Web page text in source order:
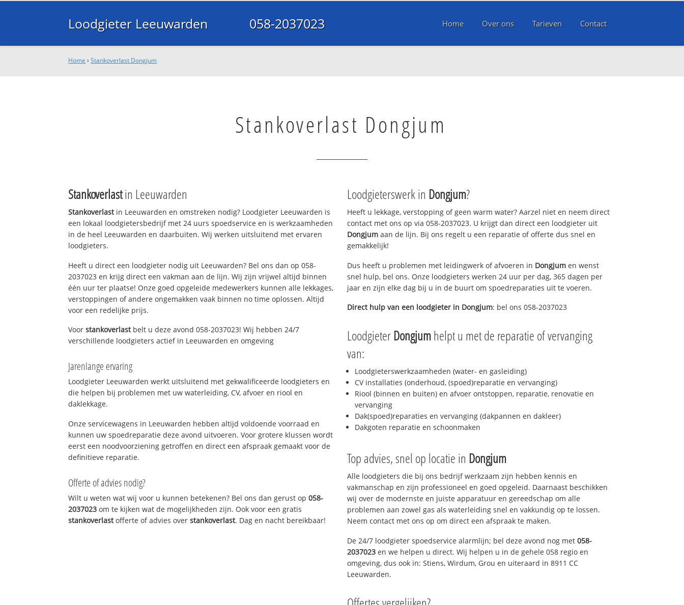
Loodgieter Leeuwarden 058-2037023 Home Over ons Tarieven Contact
Home ›Stankoverlast Dongjum
Stankoverlast Dongjum
Stankoverlastin Leeuwarden
Stankoverlastin Leeuwarden en omstreken nodig? Loodgieter Leeuwarden is
een lokaal loodgietersbedrijf met 24 uurs spoedservice en is werkzaamheden
in de heel Leeuwarden en daarbuiten. Wij werken uitsluitend met ervaren
loodgieters.
Heeft u direct een loodgieter nodig uit Leeuwarden? Bel ons dan op 058-
2037023 en krijg direct een vakman aan de lijn. Wij zijn vrijwel altijd binnen
één uur ter plaatse! Onze goed opgeleide medewerkers kunnen alle lekkages,
verstoppingen of andere ongemakken vaak binnen no time oplossen. Altijd
voor een redelijke prijs.
Voorstankoverlastbelt u deze avond 058-2037023! Wij hebben 24/7
verschillende loodgieters actief in Leeuwarden en omgeving
Jarenlange ervaring
Loodgieter Leeuwarden werkt uitsluitend met gekwalificeerde loodgieters en
die helpen bij problemen met uw waterleiding, CV, afvoer en riool en
daklekkage.
Onze servicewagens in Leeuwarden hebben altijd voldoende voorraad en
kunnen uw spoedreparatie deze avond uitvoeren. Voor grotere klussen wordt
eerst een noodvoorziening getroffen en direct een afspraak gemaakt voor de
definitieve reparatie.
Offerte of advies nodig?
Wilt u weten wat wij voor u kunnen betekenen? Bel ons dan gerust op058-
2037023 om te kijken wat de mogelijkheden zijn. Ook voor een gratis
stankoverlastofferte of advies overstankoverlast. Dag en nacht bereikbaar!
Loodgieterswerk in Dongjum?
Heeft u lekkage, verstopping of geen warm water? Aarzel niet en neem direct
contact met ons op via 058-2037023. U krijgt dan direct een loodgieter uit
Dongjum aan de lijn. Bij ons regelt u een reparatie of offerte dus snel en
gemakkelijk!
Dus heeft u problemen met leidingwerk of afvoeren in Dongjum en wenst
snel hulp, bel ons. Onze loodgieters werken 24 uur per dag, 365 dagen per
jaar en zijn elke dag bij u in de buurt om spoedreparaties uit te voeren.
Direct hulp van een loodgieter in Dongjum: bel ons 058-2037023
Loodgieter Dongjumhelpt u met de reparatie of vervanging
van:
Loodgieterswerkzaamheden (water- en gasleiding)
CV installaties (onderhoud, (spoed)reparatie en vervanging)
Riool (binnen en buiten) en afvoer ontstoppen, reparatie, renovatie en
vervanging
Dak(spoed)reparaties en vervanging (dakpannen en dakleer)
Dakgoten reparatie en schoonmaken
Top advies, snel op locatie in Dongjum
Alle loodgieters die bij ons bedrijf werkzaam zijn hebben kennis en
vakmanschap en zijn professioneel en goed opgeleid. Daarnaast beschikken
wij over de modernste en juiste apparatuur en gereedschap om alle
problemen aan zowel gas als waterleiding snel en vakkundig op te lossen.
Neem contact met ons op om direct een afspraak te maken.
De 24/7 loodgieter spoedservice alarmlijn; bel deze avond nog met 058-
2037023 en we helpen u direct. Wij helpen u in de gehele 058 regio en
omgeving, dus ook in: Stiens, Wirdum, Grou en uiteraard in 8911 CC
Leeuwarden.